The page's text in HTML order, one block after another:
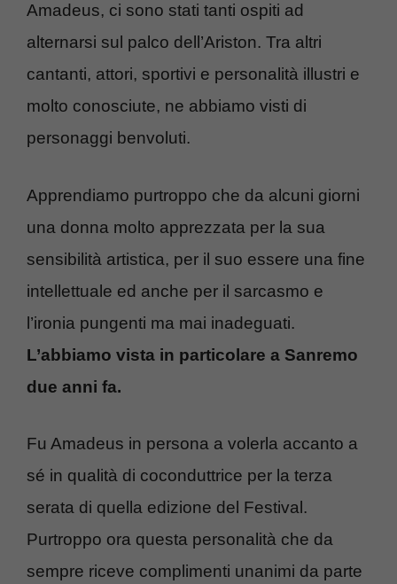
Amadeus, ci sono stati tanti ospiti ad
alternarsi sul palco dell’Ariston. Tra altri
cantanti, attori, sportivi e personalità illustri e
molto conosciute, ne abbiamo visti di
personaggi benvoluti.
Apprendiamo purtroppo che da alcuni giorni
una donna molto apprezzata per la sua
sensibilità artistica, per il suo essere una fine
intellettuale ed anche per il sarcasmo e
l’ironia pungenti ma mai inadeguati.
L’abbiamo vista in particolare a Sanremo
due anni fa.
Fu Amadeus in persona a volerla accanto a
sé in qualità di coconduttrice per la terza
serata di quella edizione del Festival.
Purtroppo ora questa personalità che da
sempre riceve complimenti unanimi da parte